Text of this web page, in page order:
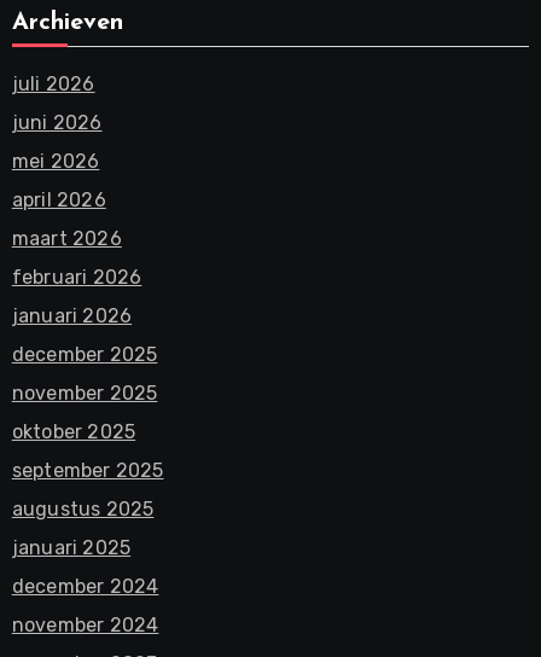
Archieven
juli 2026
juni 2026
mei 2026
april 2026
maart 2026
februari 2026
januari 2026
december 2025
november 2025
oktober 2025
september 2025
augustus 2025
januari 2025
december 2024
november 2024